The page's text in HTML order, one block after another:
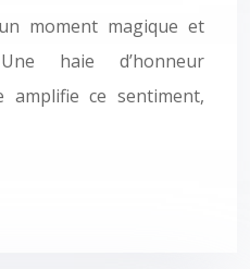
moment magique et
haie d’honneur
amplifie ce sentiment,